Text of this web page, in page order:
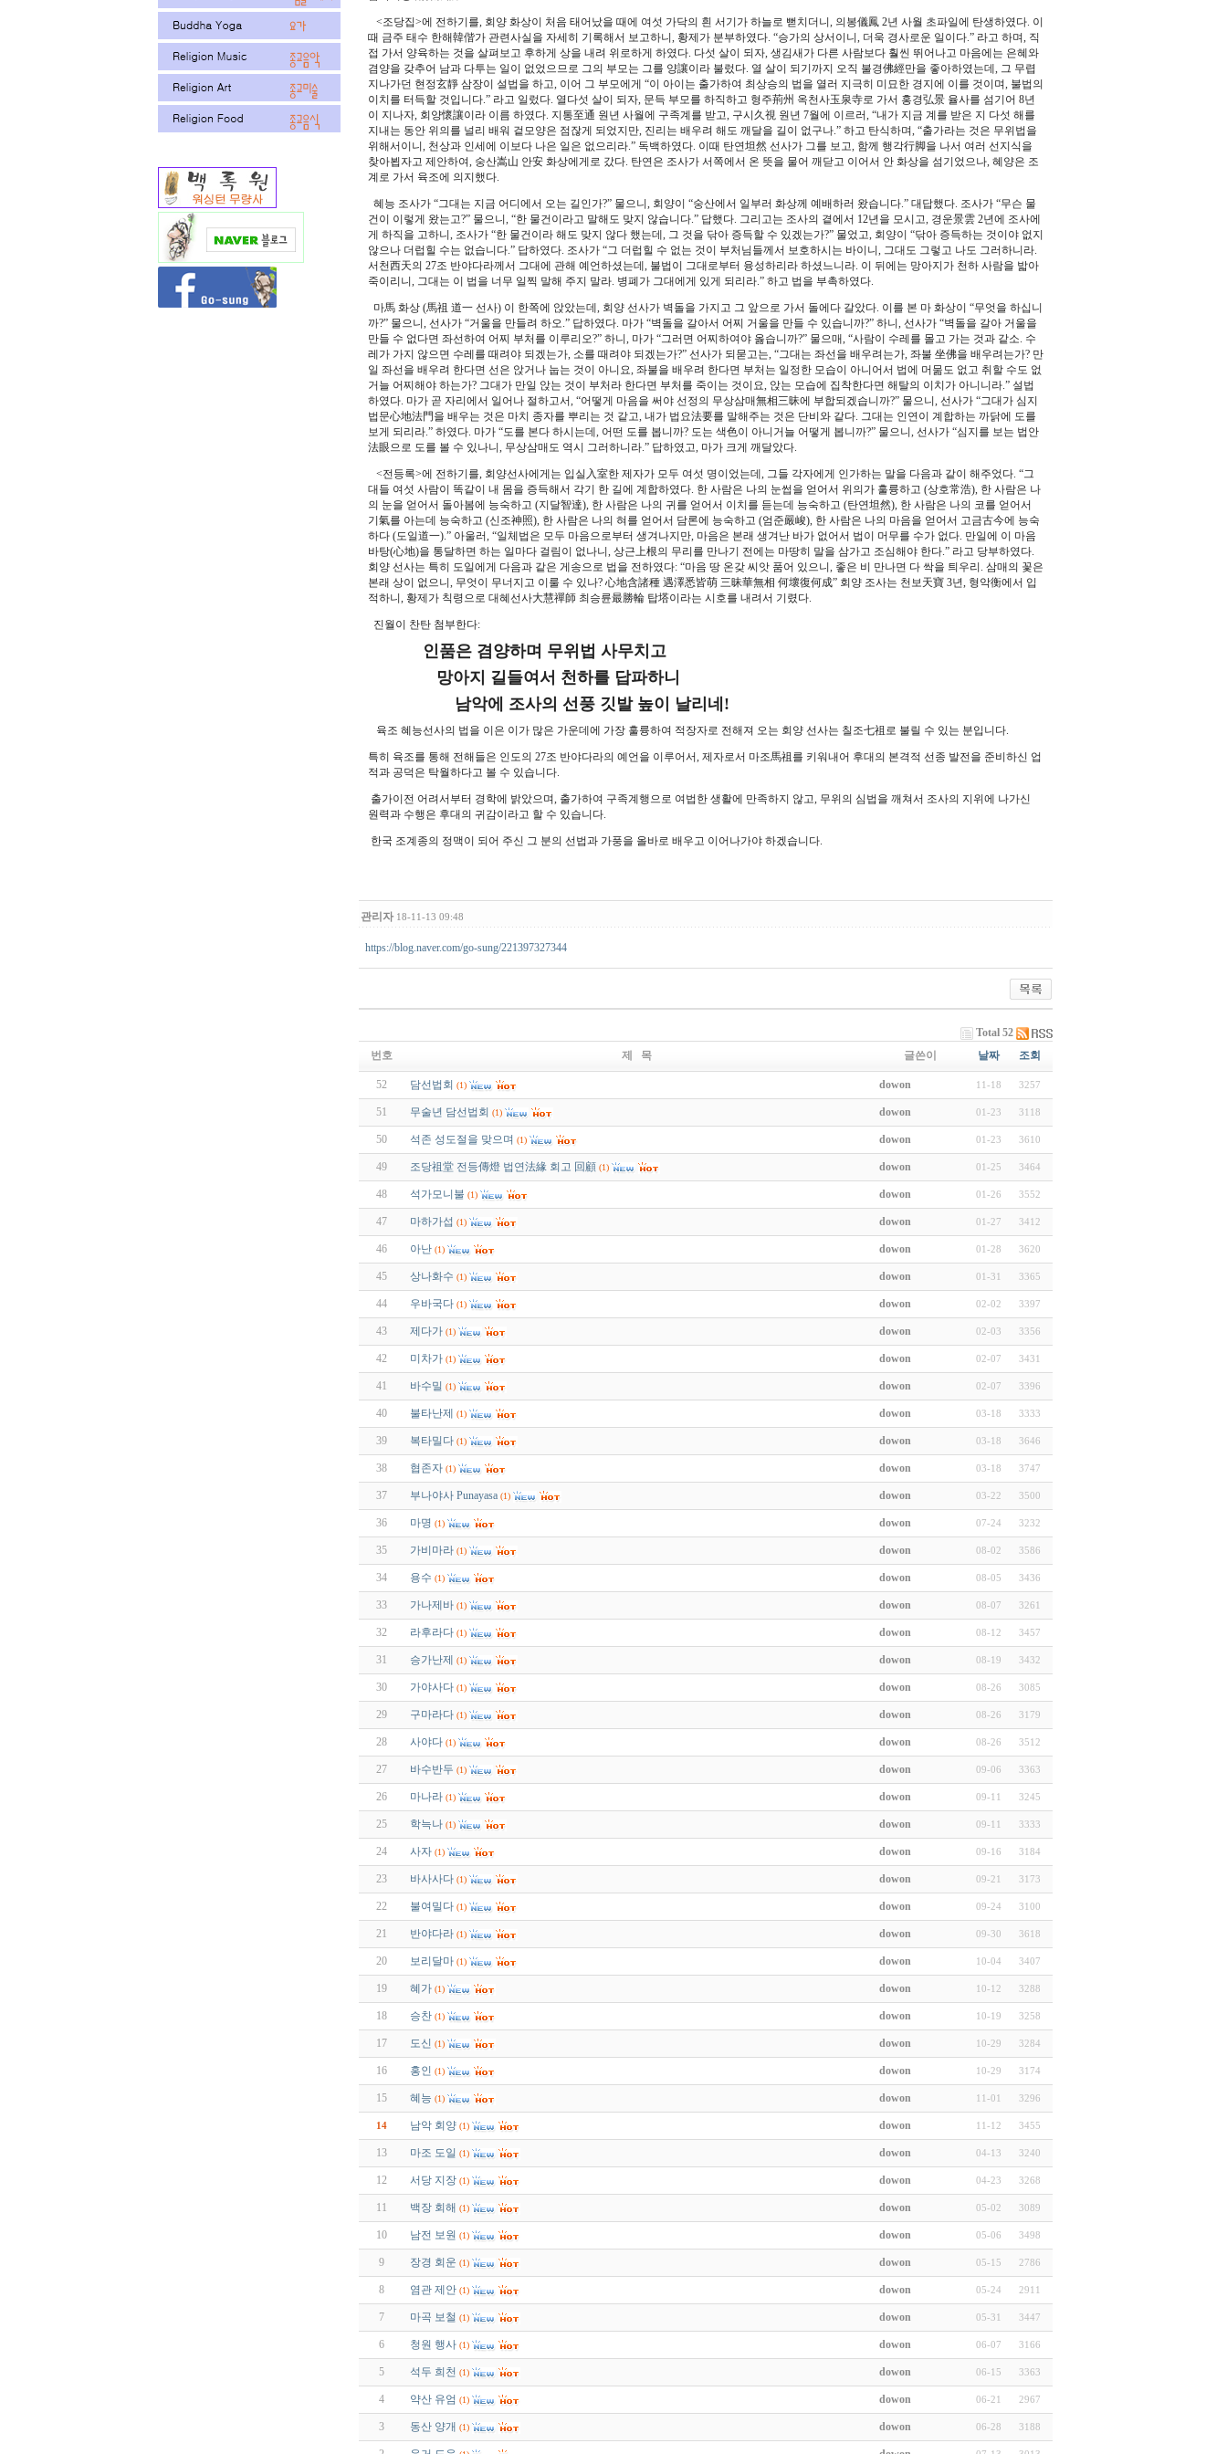
<조당집>에 전하기를, 회양 화상이 처음 태어났을 때에 여섯 가닥의 흰 서기가 하늘로 뻗치더니, 의봉儀鳳 2년 사월 초파일에 탄생하였다. 이
때 금주 태수 한해韓偕가 관련사실을 자세히 기록해서 보고하니, 황제가 분부하였다. “승가의 상서이니, 더욱 경사로운 일이다.” 라고 하며, 직
접 가서 양육하는 것을 살펴보고 후하게 상을 내려 위로하게 하였다. 다섯 살이 되자, 생김새가 다른 사람보다 훨씬 뛰어나고 마음에는 은혜와
겸양을 갖추어 남과 다투는 일이 없었으므로 그의 부모는 그를 양讓이라 불렀다. 열 살이 되기까지 오직 불경佛經만을 좋아하였는데, 그 무렵
지나가던 현정玄靜 삼장이 설법을 하고, 이어 그 부모에게 “이 아이는 출가하여 최상승의 법을 열러 지극히 미묘한 경지에 이를 것이며, 불법의
이치를 터득할 것입니다.” 라고 일렀다. 열다섯 살이 되자, 문득 부모를 하직하고 형주荊州 옥천사玉泉寺로 가서 홍경弘景 율사를 섬기어 8년
이 지나자, 회양懷讓이라 이름 하였다. 지통至通 원년 사월에 구족계를 받고, 구시久視 원년 7월에 이르러, “내가 지금 계를 받은 지 다섯 해를
지내는 동안 위의를 널리 배워 겉모양은 점잖게 되었지만, 진리는 배우려 해도 깨달을 길이 없구나.” 하고 탄식하며, “출가라는 것은 무위법을
위해서이니, 천상과 인세에 이보다 나은 일은 없으리라.” 독백하였다. 이때 탄연坦然 선사가 그를 보고, 함께 행각行脚을 나서 여러 선지식을
찾아뵙자고 제안하여, 숭산嵩山 안安 화상에게로 갔다. 탄연은 조사가 서쪽에서 온 뜻을 물어 깨닫고 이어서 안 화상을 섬기었으나, 혜양은 조
계로 가서 육조에 의지했다.
혜능 조사가 “그대는 지금 어디에서 오는 길인가?” 물으니, 회양이 “숭산에서 일부러 화상께 예배하러 왔습니다.” 대답했다. 조사가 “무슨 물
건이 이렇게 왔는고?” 물으니, “한 물건이라고 말해도 맞지 않습니다.” 답했다. 그리고는 조사의 곁에서 12년을 모시고, 경운景雲 2년에 조사에
게 하직을 고하니, 조사가 “한 물건이라 해도 맞지 않다 했는데, 그 것을 닦아 증득할 수 있겠는가?” 물었고, 회양이 “닦아 증득하는 것이야 없지
않으나 더럽힐 수는 없습니다.” 답하였다. 조사가 “그 더럽힐 수 없는 것이 부처님들께서 보호하시는 바이니, 그대도 그렇고 나도 그러하니라.
서천西天의 27조 반야다라께서 그대에 관해 예언하셨는데, 불법이 그대로부터 융성하리라 하셨느니라. 이 뒤에는 망아지가 천하 사람을 밟아
죽이리니, 그대는 이 법을 너무 일찍 말해 주지 말라. 병폐가 그대에게 있게 되리라.” 하고 법을 부촉하였다.
마馬 화상 (馬祖 道一 선사) 이 한쪽에 앉았는데, 회양 선사가 벽돌을 가지고 그 앞으로 가서 돌에다 갈았다. 이를 본 마 화상이 “무엇을 하십니
까?” 물으니, 선사가 “거울을 만들려 하오.” 답하였다. 마가 “벽돌을 갈아서 어찌 거울을 만들 수 있습니까?” 하니, 선사가 “벽돌을 갈아 거울을
만들 수 없다면 좌선하여 어찌 부처를 이루리오?” 하니, 마가 “그러면 어찌하여야 옳습니까?” 물으매, “사람이 수레를 몰고 가는 것과 같소. 수
레가 가지 않으면 수레를 때려야 되겠는가, 소를 때려야 되겠는가?” 선사가 되묻고는, “그대는 좌선을 배우려는가, 좌불 坐佛을 배우려는가? 만
일 좌선을 배우려 한다면 선은 앉거나 눕는 것이 아니요, 좌불을 배우려 한다면 부처는 일정한 모습이 아니어서 법에 머묾도 없고 취할 수도 없
거늘 어찌해야 하는가? 그대가 만일 앉는 것이 부처라 한다면 부처를 죽이는 것이요, 앉는 모습에 집착한다면 해탈의 이치가 아니니라.” 설법
하였다. 마가 곧 자리에서 일어나 절하고서, “어떻게 마음을 써야 선정의 무상삼매無相三昧에 부합되겠습니까?” 물으니, 선사가 “그대가 심지
법문心地法門을 배우는 것은 마치 종자를 뿌리는 것 같고, 내가 법요法要를 말해주는 것은 단비와 같다. 그대는 인연이 계합하는 까닭에 도를
보게 되리라.” 하였다. 마가 “도를 본다 하시는데, 어떤 도를 봅니까? 도는 색色이 아니거늘 어떻게 봅니까?” 물으니, 선사가 “심지를 보는 법안
法眼으로 도를 볼 수 있나니, 무상삼매도 역시 그러하니라.” 답하였고, 마가 크게 깨달았다.
<전등록>에 전하기를, 회양선사에게는 입실入室한 제자가 모두 여섯 명이었는데, 그들 각자에게 인가하는 말을 다음과 같이 해주었다. “그
대들 여섯 사람이 똑같이 내 몸을 증득해서 각기 한 길에 계합하였다. 한 사람은 나의 눈썹을 얻어서 위의가 훌륭하고 (상호常浩), 한 사람은 나
의 눈을 얻어서 돌아봄에 능숙하고 (지달智達), 한 사람은 나의 귀를 얻어서 이치를 듣는데 능숙하고 (탄연坦然), 한 사람은 나의 코를 얻어서
기氣를 아는데 능숙하고 (신조神照), 한 사람은 나의 혀를 얻어서 담론에 능숙하고 (엄준嚴峻), 한 사람은 나의 마음을 얻어서 고금古今에 능숙
하다 (도일道一).” 아울러, “일체법은 모두 마음으로부터 생겨나지만, 마음은 본래 생겨난 바가 없어서 법이 머무를 수가 없다. 만일에 이 마음
바탕(心地)을 통달하면 하는 일마다 걸림이 없나니, 상근上根의 무리를 만나기 전에는 마땅히 말을 삼가고 조심해야 한다.” 라고 당부하였다.
회양 선사는 특히 도일에게 다음과 같은 게송으로 법을 전하였다: “마음 땅 온갖 씨앗 품어 있으니, 좋은 비 만나면 다 싹을 틔우리. 삼매의 꽃은
본래 상이 없으니, 무엇이 무너지고 이룰 수 있나? 心地含諸種 遇澤悉皆萌 三昧華無相 何壞復何成” 회양 조사는 천보天寶 3년, 형악衡에서 입
적하니, 황제가 칙령으로 대혜선사大慧禪師 최승륜最勝輪 탑塔이라는 시호를 내려서 기렸다.
진월이 찬탄 첨부한다:
인품은 겸양하며 무위법 사무치고
망아지 길들여서 천하를 답파하니
남악에 조사의 선풍 깃발 높이 날리네!
육조 혜능선사의 법을 이은 이가 많은 가운데에 가장 훌륭하여 적장자로 전해져 오는 회양 선사는 칠조七祖로 불릴 수 있는 분입니다.
특히 육조를 통해 전해들은 인도의 27조 반야다라의 예언을 이루어서, 제자로서 마조馬祖를 키워내어 후대의 본격적 선종 발전을 준비하신 업
적과 공덕은 탁월하다고 볼 수 있습니다.
출가이전 어려서부터 경학에 밝았으며, 출가하여 구족계행으로 여법한 생활에 만족하지 않고, 무위의 심법을 깨쳐서 조사의 지위에 나가신
원력과 수행은 후대의 귀감이라고 할 수 있습니다.
한국 조계종의 정맥이 되어 주신 그 분의 선법과 가풍을 올바로 배우고 이어나가야 하겠습니다.
관리자 18-11-13 09:48
https://blog.naver.com/go-sung/221397327344
Total 52
번호
제 목 글쓴이 날짜 조회
52 담선법회 (1) dowon 11-18 3257
51 무술년 담선법회 (1) dowon 01-23 3118
50 석존 성도절을 맞으며 (1) dowon 01-23 3610
49 조당祖堂 전등傳燈 법연法緣 회고 回顧 (1) dowon 01-25 3464
48 석가모니불 (1) dowon 01-26 3552
47 마하가섭 (1) dowon 01-27 3412
46 아난 (1) dowon 01-28 3620
45 상나화수 (1) dowon 01-31 3365
44 우바국다 (1) dowon 02-02 3397
43 제다가 (1) dowon 02-03 3356
42 미차가 (1) dowon 02-07 3431
41 바수밀 (1) dowon 02-07 3396
40 불타난제 (1) dowon 03-18 3333
39 복타밀다 (1) dowon 03-18 3646
38 협존자 (1) dowon 03-18 3747
37 부나야사 Punayasa (1) dowon 03-22 3500
36 마명 (1) dowon 07-24 3232
35 가비마라 (1) dowon 08-02 3586
34 용수 (1) dowon 08-05 3436
33 가나제바 (1) dowon 08-07 3261
32 라후라다 (1) dowon 08-12 3457
31 승가난제 (1) dowon 08-19 3432
30 가야사다 (1) dowon 08-26 3085
29 구마라다 (1) dowon 08-26 3179
28 사야다 (1) dowon 08-26 3512
27 바수반두 (1) dowon 09-06 3363
26 마나라 (1) dowon 09-11 3245
25 학늑나 (1) dowon 09-11 3333
24 사자 (1) dowon 09-16 3184
23 바사사다 (1) dowon 09-21 3173
22 불여밀다 (1) dowon 09-24 3100
21 반야다라 (1) dowon 09-30 3618
20 보리달마 (1) dowon 10-04 3407
19 혜가 (1) dowon 10-12 3288
18 승찬 (1) dowon 10-19 3258
17 도신 (1) dowon 10-29 3284
16 홍인 (1) dowon 10-29 3174
15 혜능 (1) dowon 11-01 3296
14 남악 회양 (1) dowon 11-12 3455
13 마조 도일 (1) dowon 04-13 3240
12 서당 지장 (1) dowon 04-23 3268
11 백장 회해 (1) dowon 05-02 3089
10 남전 보원 (1) dowon 05-06 3498
9 장경 회운 (1) dowon 05-15 2786
8 염관 제안 (1) dowon 05-24 2911
7 마곡 보철 (1) dowon 05-31 3447
6 청원 행사 (1) dowon 06-07 3166
5 석두 희천 (1) dowon 06-15 3363
4 약산 유엄 (1) dowon 06-21 2967
3 동산 양개 (1) dowon 06-28 3188